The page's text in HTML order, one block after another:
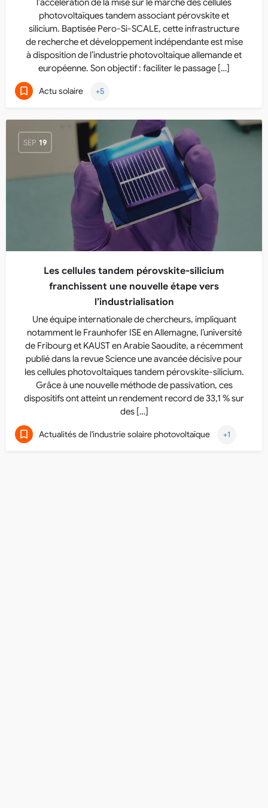
l’accélération de la mise sur le marché des cellules
photovoltaïques tandem associant pérovskite et
silicium. Baptisée Pero-Si-SCALE, cette infrastructure
de recherche et développement indépendante est mise
à disposition de l’industrie photovoltaïque allemande et
européenne. Son objectif : faciliter le passage […]
Actu solaire +5
SEP 19
Les cellules tandem pérovskite-silicium
franchissent une nouvelle étape vers
l’industrialisation
Une équipe internationale de chercheurs, impliquant
notamment le Fraunhofer ISE en Allemagne, l’université
de Fribourg et KAUST en Arabie Saoudite, a récemment
publié dans la revue Science une avancée décisive pour
les cellules photovoltaïques tandem pérovskite-silicium.
Grâce à une nouvelle méthode de passivation, ces
dispositifs ont atteint un rendement record de 33,1 % sur
des […]
Actualités de l'industrie solaire photovoltaïque +1